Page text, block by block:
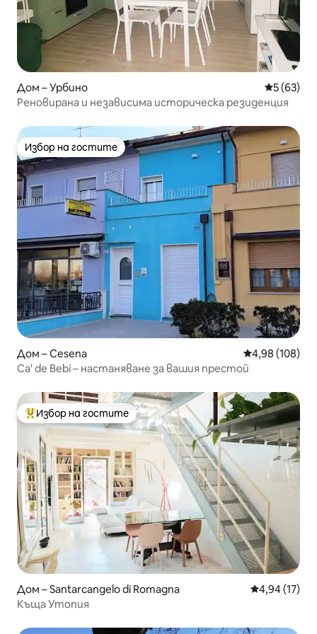
Дом – Урбино Средна
5 (63)
Реновирана и независима историческа резиденция
Избор на гостите
Избор на гостите
Дом – Cesena Средна
4,98 (108)
Ca' de Bebi – настаняване за вашия престой
Най-популярен избор на гостите
Избор на гостите
Дом – Santarcangelo di Romagna Средна
4,94 (17)
Къща Утопия